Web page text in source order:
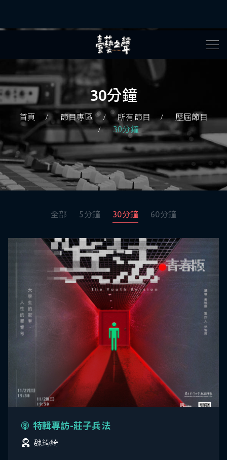
30分鐘
首頁 節目專區 所有節目
歷屆節目
30分鐘
全部 5分鐘 30分鐘 60分鐘
特輯專訪-莊子兵法
魏筠綺